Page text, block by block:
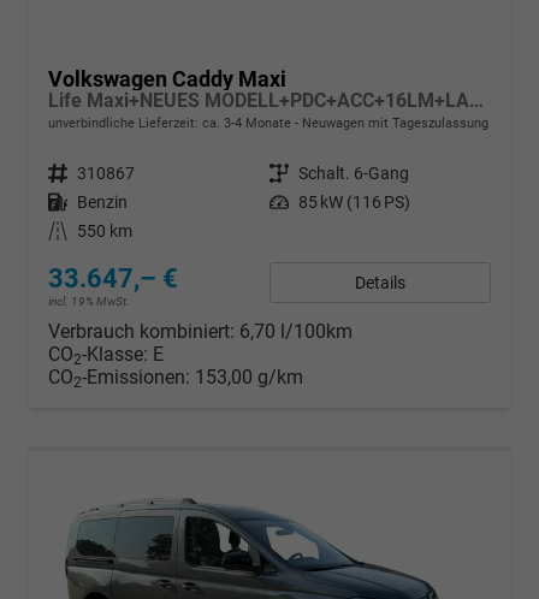
Volkswagen Caddy Maxi
Life Maxi+NEUES MODELL+PDC+ACC+16LM+LANE ASSIST
unverbindliche Lieferzeit: ca. 3-4 Monate Neuwagen mit Tageszulassung
Fahrzeugnr. 310867 Getriebe Schalt. 6-Gang
Kraftstoff Benzin Leistung 85 kW (116 PS)
Kilometerstand
550 km
33.647,– €
incl. 19% MwSt.
Details
Verbrauch kombiniert: 6,70 l/100km
CO2-Klasse: E
CO2-Emissionen: 153,00 g/km